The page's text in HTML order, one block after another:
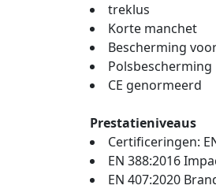
treklus
Korte manchet
Bescherming
Polsbescherming
CE genormeerd
Prestatieniveaus
Certificeringen:
EN 388:2016
EN 407:2020